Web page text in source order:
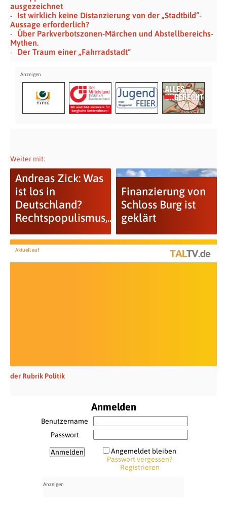
ausgezeichnet
Ist wirklich keine Distanzierung von der „Stadtbild“-
Aussage erforderlich?
Über Parkverbotszonen-Märchen und Abstellbereichs-
Mythen.
Der Traum einer „Fahrradstadt“
Weiter mit:
Andreas Zick: Was
ist los in
Deutschland?
Rechtspopulismus,...
Finanzierung von
Schloss Burg ist
geklärt
Aktuell auf
der Rubrik Politik
Anmelden
Benutzername
Passwort
Angemeldet bleiben
Passwort vergessen?
Registrieren